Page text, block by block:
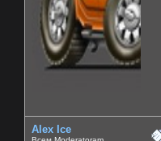
Alex Ice